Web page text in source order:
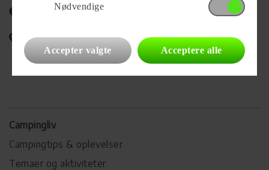
Del på Facebook
Campingvognens placering
Campingliv
Campingtips & oplevelser
Temaer og aktiviteter
Nødvendige
Accepter valgte Acceptere alle